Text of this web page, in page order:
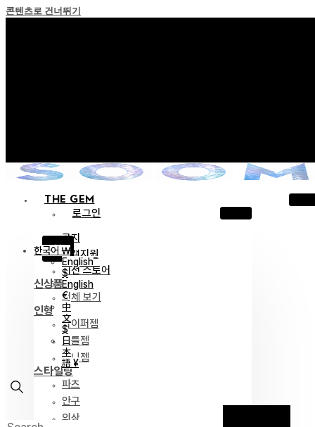
콘텐츠로 건너뛰기
THE GEM
로그인
X
공지
고객지원
이전 스토어
신상품
전체 보기
인형
하이퍼젬
리틀젬
티니젬
스타일링
파츠
안구
의상
한국어 ￦
English
$
English
€
中
文
$
日
本
語 ¥